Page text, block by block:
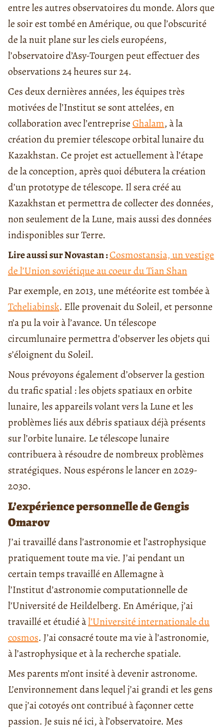
entre les autres observatoires du monde. Alors que
le soir est tombé en Amérique, ou que l’obscurité
de la nuit plane sur les ciels européens,
l’observatoire d’Asy-Tourgen peut effectuer des
observations 24 heures sur 24.
Ces deux dernières années, les équipes très
motivées de l’Institut se sont attelées, en
collaboration avec l’entrepriseGhalam, à la
création du premier télescope orbital lunaire du
Kazakhstan. Ce projet est actuellement à l’étape
de la conception, après quoi débutera la création
d’un prototype de télescope. Il sera créé au
Kazakhstan et permettra de collecter des données,
non seulement de la Lune, mais aussi des données
indisponibles sur Terre.
Lire aussi sur Novastan :Cosmostansia, un vestige
de l’Union soviétique au coeur du Tian Shan
Par exemple, en 2013, une météorite est tombée à
Tcheliabinsk. Elle provenait du Soleil, et personne
n’a pu la voir à l’avance. Un télescope
circumlunaire permettra d’observer les objets qui
s’éloignent du Soleil.
Nous prévoyons également d’observer la gestion
du trafic spatial : les objets spatiaux en orbite
lunaire, les appareils volant vers la Lune et les
problèmes liés aux débris spatiaux déjà présents
sur l’orbite lunaire. Le télescope lunaire
contribuera à résoudre de nombreux problèmes
stratégiques. Nous espérons le lancer en 2029-
2030.
L’expérience personnelle de Gengis
Omarov
J’ai travaillé dans l’astronomie et l’astrophysique
pratiquement toute ma vie. J’ai pendant un
certain temps travaillé en Allemagne à
l’Institut d’astronomie computationnelle de
l’Université de Heildelberg. En Amérique, j’ai
travaillé et étudié àl’Université internationale du
cosmos. J’ai consacré toute ma vie à l’astronomie,
à l’astrophysique et à la recherche spatiale.
Mes parents m’ont insité à devenir astronome.
L’environnement dans lequel j’ai grandi et les gens
que j’ai cotoyés ont contribué à façonner cette
passion. Je suis né ici, à l’observatoire. Mes